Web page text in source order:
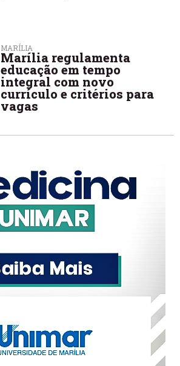
MARÍLIA
Marília regulamenta
educação em tempo
integral com novo
currículo e critérios para
vagas